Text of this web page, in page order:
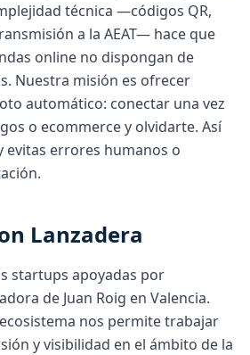
técnica —códigos QR,
a la AEAT— hace que
online no dispongan de
Nuestra misión es ofrecer
automático: conectar una vez
o ecommerce y olvidarte. Así
evitas errores humanos o
Lanzadera
startups apoyadas por
de Juan Roig en Valencia.
nos permite trabajar
y visibilidad en el ámbito de la